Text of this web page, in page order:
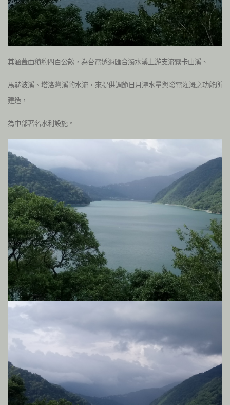
其涵蓋面積約四百公畝，為台電透過匯合濁水溪上游支流霧卡山溪、
馬赫波溪、塔洛灣溪的水流，來提供調節日月潭水量與發電灌溉之功能所
建造，
為中部著名水利設施。